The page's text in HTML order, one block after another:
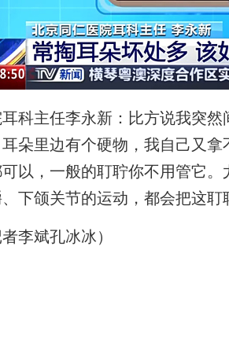
主任李永新：比方说我突然
朵里边有个硬物，我自己又
以，一般的耵聍你不用管它
下颌关节的运动，都会把这
斌孔冰冰）